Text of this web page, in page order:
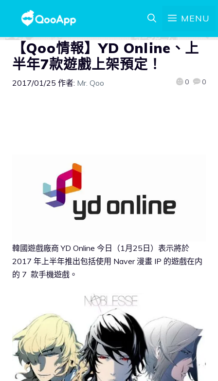
MENU
【Qoo情報】YD Online、上
半年7款遊戲上架預定！
2017/01/25 作者: Mr. Qoo 0 0
韓國遊戲廠商 YD Online 今日（1月25日）表示將於
2017 年上半年推出包括使用 Naver 漫畫 IP 的遊戲在内
的 7 款手機遊戲。